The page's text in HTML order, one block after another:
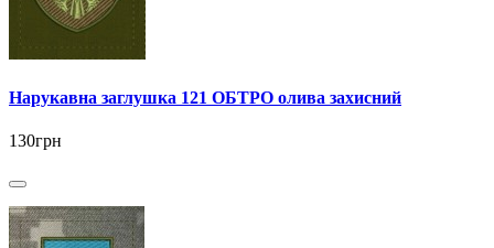
Нарукавна заглушка 121 ОБТРО олива захисний
130грн